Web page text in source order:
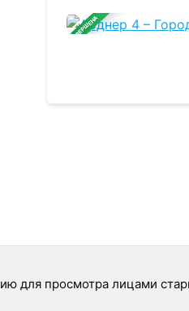
ЗАВЕРШЕНА
для просмотра лицами